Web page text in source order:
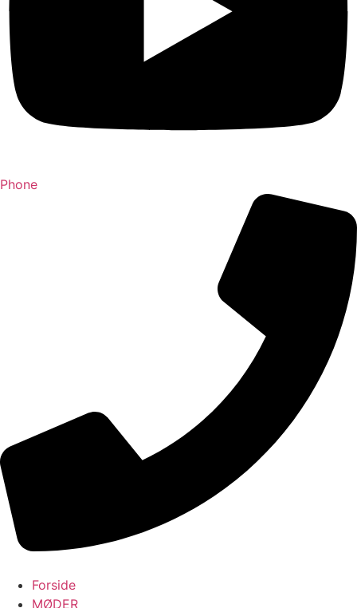
Phone
Forside
MØDER